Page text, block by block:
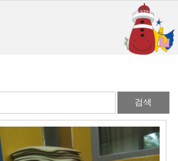
검색